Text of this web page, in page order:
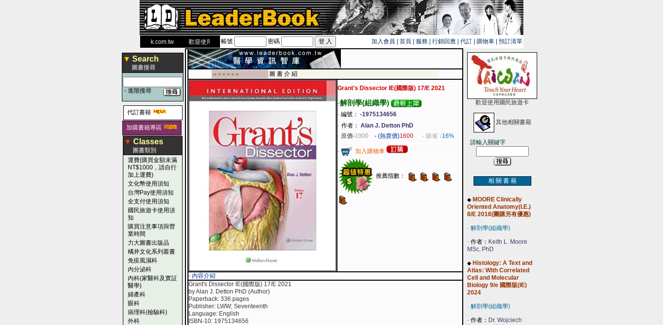
www.leaderbook.com.tw歡迎使用 國民旅遊卡！！
帳號 密碼 加入會員 首頁 服務 行銷回應 代訂 購物車 預訂清單
▼ Search
圖書搜尋
- 進階搜尋
代訂書籍
加購書籍專區
▼ Classes
圖書類別
運費(購買金額未滿
NT$1000，請自行
加上運費)
文化幣使用須知
台灣Pay使用須知
全支付使用須知
國民旅遊卡使用須
知
購買注意事項與營
業時間
力大圖書出版品
橘井文化系列叢書
免疫風濕科
內分泌科
內科(家醫科及實証
醫學)
婦產科
眼科
病理科(檢驗科)
外科
-■ ■ ■ ■ ■ ■ 圖 書 介 紹
Grant's Dissector IE(國際版) 17/E 2021
-解剖學(組織學)
- 編號： -1975134656
- 作者： Alan J. Detton PhD
- 原價-1900 - (熱賣價)1600 - 節省 ↓16%
- 加入購物車
推薦指數：
- 內容介紹
Grant's Dissector IE(國際版) 17/E 2021
by Alan J. Detton PhD (Author)
Paperback: 336 pages
Publisher: LWW; Seventeenth
Language: English
ISBN-10: 1975134656
歡迎使用國民旅遊卡
其他相關書藉
請輸入關鍵字
相 關 書 藉
◆ MOORE Clinically
Oriented Anatomy(I.E.)
8/E 2018(團購另有優惠)
- 解剖學(組織學)
- 作者： Keith L. Moore
MSc, PhD
◆ Histology: A Text and
Atlas: With Correlated
Cell and Molecular
Biology 9/e 國際版(IE)
2024
- 解剖學(組織學)
- 作者： Dr. Wojciech